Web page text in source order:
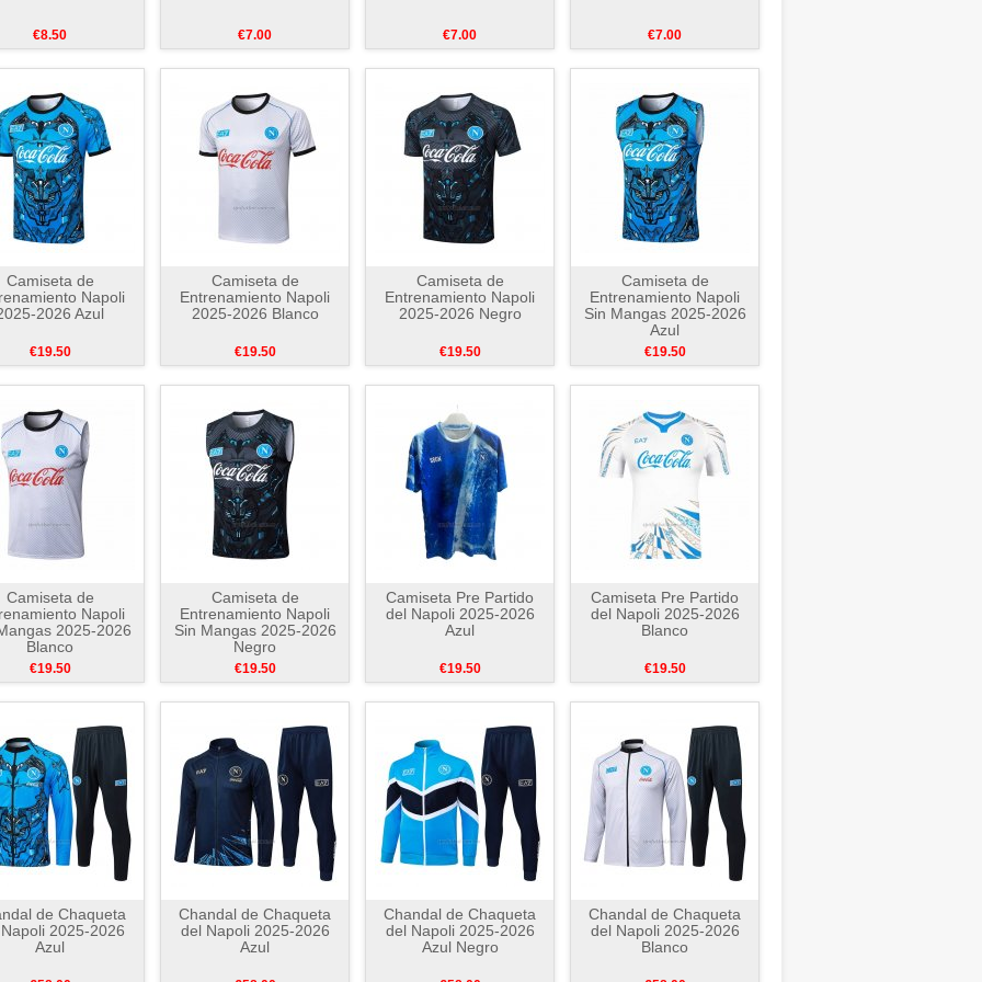
€8.50 €7.00 €7.00 €7.00
Camiseta de
Napoli
2026 Azul
€19.50
Camiseta de
Entrenamiento Napoli
2025-2026 Blanco
€19.50
Camiseta de
Entrenamiento Napoli
2025-2026 Negro
€19.50
Camiseta de
Entrenamiento Napoli
Sin Mangas 2025-2026
Azul
€19.50
Camiseta de
Napoli
2025-2026
Blanco
€19.50
Camiseta de
Entrenamiento Napoli
Sin Mangas 2025-2026
Negro
€19.50
Camiseta Pre Partido
del Napoli 2025-2026
Azul
€19.50
Camiseta Pre Partido
del Napoli 2025-2026
Blanco
€19.50
de Chaqueta
2025-2026
Azul
Chandal de Chaqueta
del Napoli 2025-2026
Azul
Chandal de Chaqueta
del Napoli 2025-2026
Azul Negro
Chandal de Chaqueta
del Napoli 2025-2026
Blanco